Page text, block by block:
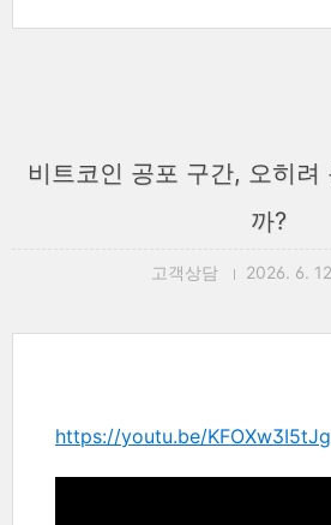
비트코인 공포 구간, 오히려
까?
고객상담 2026. 6.
https://youtu.be/KFOXw3I5tJg